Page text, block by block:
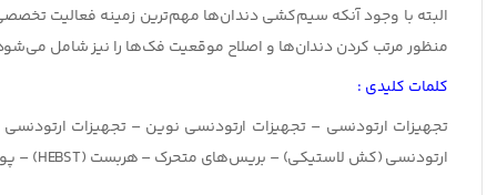
البته با وجود آنکه سیم‌کشی دندان‌ها مهم‌ترین زمینه فعالیت
منظور مرتب کردن دندان‌ها و اصلاح موقعیت فک‌ها را نیز شامل
کلمات کلیدی :
تجهیزات ارتودنسی – تجهیزات ارتودنسی نوین – تجهیزات
ارتودنسی (کش لاستیکی) – بریس‌های متحرک – هربست (HEBST) – پوزیشنر – بسط دهنده کام – نگه‌دارنده‌های متحرک